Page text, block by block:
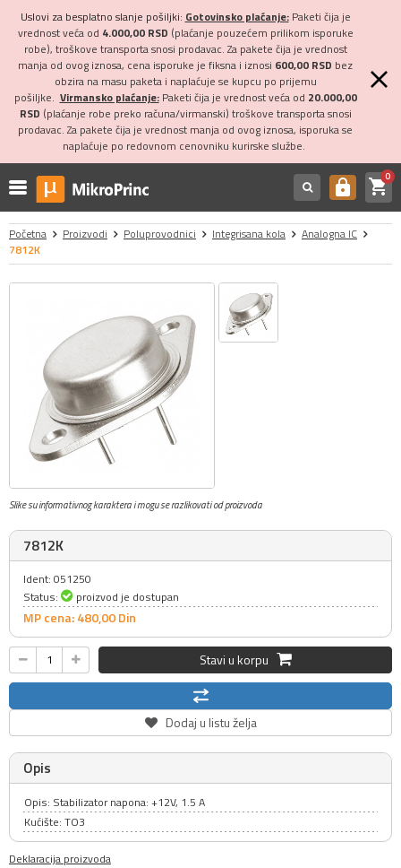
Uslovi za besplatno slanje pošiljki: Gotovinsko plaćanje:Paketi čija je
vrednost veća od 4.000,00 RSD (plaćanje pouzećem prilikom isporuke
robe), troškove transporta snosi prodavac. Za pakete čija je vrednost
manja od ovog iznosa, cena isporuke je fiksna i iznosi 600,00 RSD bez
obzira na masu paketa i naplaćuje se kupcu po prijemu
pošiljke. Virmansko plaćanje:Paketi čija je vrednost veća od 20.000,00
RSD (plaćanje robe preko računa/virmanski) troškove transporta snosi
prodavac. Za pakete čija je vrednost manja od ovog iznosa, isporuka se
naplaćuje po redovnom cenovniku kurirske službe.
https shopping_cart0
Početna Proizvodi Poluprovodnici Integrisana kola
Analogna IC
7812K
Slike su informativnog karaktera i mogu se razlikovati od proizvoda
7812K
Ident: 051250
Status:
proizvod je dostupan
MP cena: 480,00Din
Stavi u korpu
Dodaj u listu želja
Opis
Opis: Stabilizator napona: +12V, 1.5 A
Kućište: TO3
Deklaracija proizvoda